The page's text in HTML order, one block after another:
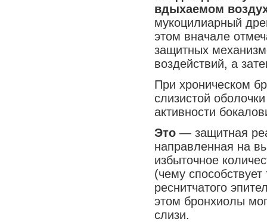
вдыхаемом
мукоцилиарный
этом вначале
защитных
воздействий, а
При хроническом
слизистой
активности
Это — защитная
направленная на
избыточное
(чему
реснитчатого
этом бронхиолы
слизи.